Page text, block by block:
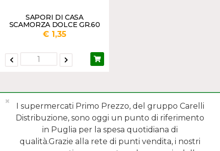
SAPORI DI CASA
SCAMORZA DOLCE GR.60
€ 1,35
I supermercati Primo Prezzo, del gruppo Carelli
Distribuzione, sono oggi un punto di riferimento
in Puglia per la spesa quotidiana di
qualità.Grazie alla rete di punti vendita, i nostri
✖